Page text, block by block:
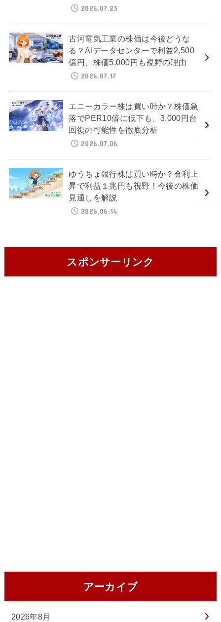
2026.07.23
古河電気工業の株価は今後どうな
る？AIデータセンターで利益2,500
億円、株価5,000円も視野の理由
2026.07.17
エニーカラー株は買い時か？株価急
落でPER10倍に低下も、3,000円台
回復の可能性を徹底分析
2026.07.06
ゆうちょ銀行株は買い時か？金利上
昇で利益１兆円も視野！今後の株価
見通しを解説
2026.06.14
スポンサーリンク
アーカイブ
2026年8月